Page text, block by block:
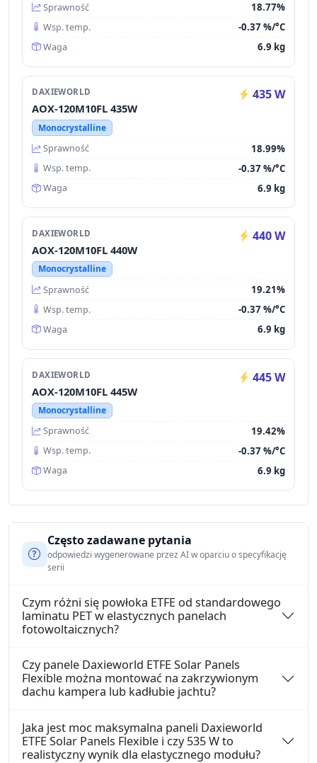
Sprawność
18.77%
Wsp. temp. -0.37 %/°C
Waga 6.9 kg
DAXIEWORLD 435 W
AOX-120M10FL 435W
Monocrystalline
Sprawność
18.99%
Wsp. temp. -0.37 %/°C
Waga 6.9 kg
DAXIEWORLD 440 W
AOX-120M10FL 440W
Monocrystalline
Sprawność
19.21%
Wsp. temp. -0.37 %/°C
Waga 6.9 kg
DAXIEWORLD 445 W
AOX-120M10FL 445W
Monocrystalline
Sprawność
19.42%
Wsp. temp. -0.37 %/°C
Waga 6.9 kg
Często zadawane pytania
odpowiedzi wygenerowane przez AI w oparciu o specyfikację
serii
Czym różni się powłoka ETFE od standardowego
laminatu PET w elastycznych panelach
fotowoltaicznych?
Czy panele Daxieworld ETFE Solar Panels
Flexible można montować na zakrzywionym
dachu kampera lub kadłubie jachtu?
Jaka jest moc maksymalna paneli Daxieworld
ETFE Solar Panels Flexible i czy 535 W to
realistyczny wynik dla elastycznego modułu?